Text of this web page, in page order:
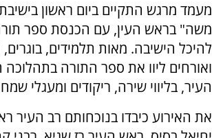
מעמד מרגש התקיים ביום ראשון
משה" בראש העין, עם הכנסת ספר
להיכל הישיבה. מאות תלמידים,
ואורחים ליוו את ספר התורה בתהלוכה
העיר, בליווי שירה, ריקודים ומעגלי
את האירוע כיבדו בנוכחותם רב העיר